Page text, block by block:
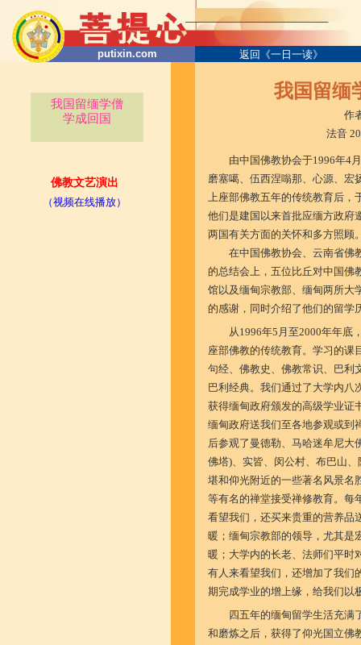
putixin.com 返回《一日一读》
我国留缅
作
法音
由中国佛教协会于1996年4
磨塞噶、伍西涅嗡那、心源、宏
上座部佛教五年的传统教育后，
他们是建国以来首批应缅方政府
两国有关方面的关怀和多方照顾
在中国佛教协会、云南省佛
的总结会上，五位比丘对中国佛
馆以及缅甸宗教部、缅甸两所大
的感谢，同时介绍了他们的留学
从1996年5月至2000年年底
座部佛教的传统教育。学习的课
句经、佛教史、佛教常识、巴利
巴利经典。我们通过了大学内八
获得缅甸政府颁发的高级学业证
缅甸政府送我们至各地参观或到
后参观了曼德勒、马哈迷牟尼大
佛塔)、实皆、闵公村、布巴山
堪和仰光附近的一些著名风景名
等有名的禅堂接受禅修教育。每
看望我们，还买来贵重的营养品
暖；缅甸宗教部的领导，尤其是
暖；大学内的长老、法师们平时
有人来看望我们，还增加了我们
期完成学业的增上缘，给我们以
四五年的缅甸留学生活充满
和磨炼之后，获得了仰光国立佛
佛教文艺演出
（视频在线播放）
我国留缅学僧
学成回国